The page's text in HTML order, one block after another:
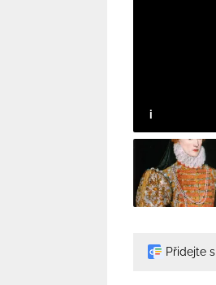
Přidejte